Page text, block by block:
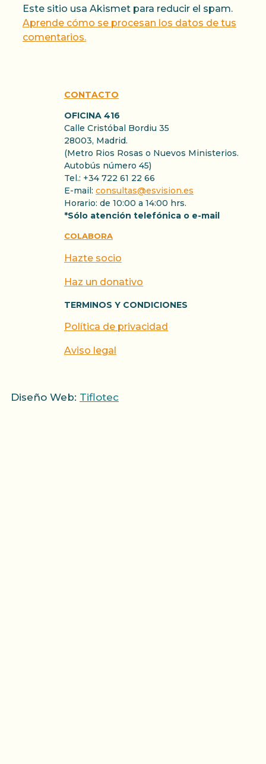
Este sitio usa Akismet para reducir el spam.
Aprende cómo se procesan los datos de tus
comentarios.
CONTACTO
OFICINA 416
Calle Cristóbal Bordiu 35
28003, Madrid.
(Metro Rios Rosas o Nuevos Ministerios.
Autobús número 45)
Tel.: +34 722 61 22 66
E-mail: consultas@esvision.es
Horario: de 10:00 a 14:00 hrs.
*Sólo atención telefónica o e-mail
COLABORA
Hazte socio
Haz un donativo
TERMINOS Y CONDICIONES
Política de privacidad
Aviso legal
Diseño Web: Tiflotec